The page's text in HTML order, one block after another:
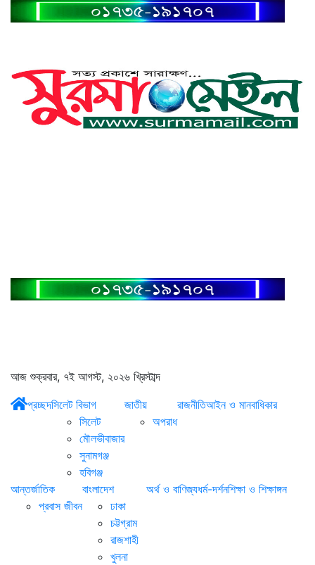
আজ শুক্রবার, ৭ই আগস্ট, ২০২৬ খ্রিস্টাব্দ
প্রচ্ছদসিলেট বিভাগ
সিলেট
মৌলভীবাজার
সুনামগঞ্জ
হবিগঞ্জ
জাতীয়
অপরাধ
রাজনীতিআইন ও মানবাধিকার
আন্তর্জাতিক
প্রবাস জীবন
বাংলাদেশ
ঢাকা
চট্টগ্রাম
রাজশাহী
খুলনা
অর্থ ও বাণিজ্যধর্ম-দর্শনশিক্ষা ও শিক্ষাঙ্গন